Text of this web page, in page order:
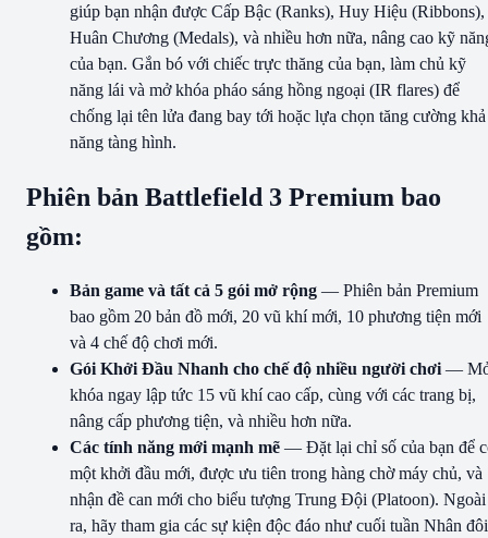
giúp bạn nhận được Cấp Bậc (Ranks), Huy Hiệu (Ribbons),
Huân Chương (Medals), và nhiều hơn nữa, nâng cao kỹ
của bạn. Gắn bó với chiếc trực thăng của bạn, làm chủ kỹ
năng lái và mở khóa pháo sáng hồng ngoại (IR flares) để
chống lại tên lửa đang bay tới hoặc lựa chọn tăng cường khả
năng tàng hình.
Phiên bản Battlefield 3 Premium bao
gồm:
Bản game và tất cả 5 gói mở rộng — Phiên bản Premium
bao gồm 20 bản đồ mới, 20 vũ khí mới, 10 phương tiện mới
và 4 chế độ chơi mới.
Gói Khởi Đầu Nhanh cho chế độ nhiều người chơi —
khóa ngay lập tức 15 vũ khí cao cấp, cùng với các trang bị,
nâng cấp phương tiện, và nhiều hơn nữa.
Các tính năng mới mạnh mẽ — Đặt lại chỉ số của bạn để
một khởi đầu mới, được ưu tiên trong hàng chờ máy chủ, và
nhận đề can mới cho biểu tượng Trung Đội (Platoon). Ngoài
ra, hãy tham gia các sự kiện độc đáo như cuối tuần Nhân đôi